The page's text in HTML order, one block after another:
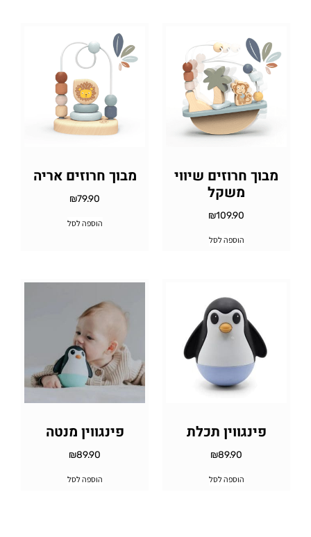
מבוך חרוזים שיווי
משקל
₪109.90
הוספה לסל
מבוך חרוזים אריה
₪79.90
הוספה לסל
פינגווין תכלת
₪89.90
הוספה לסל
פינגווין מנטה
₪89.90
הוספה לסל